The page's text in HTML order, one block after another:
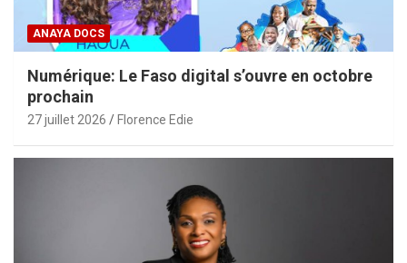
ANAYA DOCS
Numérique: Le Faso digital s’ouvre en octobre
prochain
27 juillet 2026 Florence Edie